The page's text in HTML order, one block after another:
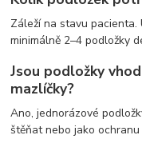
Záleží na stavu
minimálně 2–4 podložky
Jsou podložky
mazlíčky?
Ano, jednorázové
štěňat nebo jako